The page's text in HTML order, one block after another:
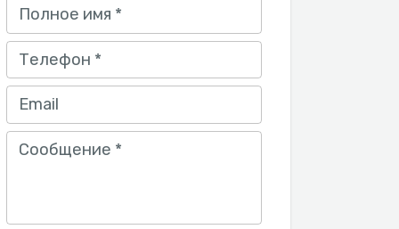
Полное имя *
Телефон *
Email
Сообщение *